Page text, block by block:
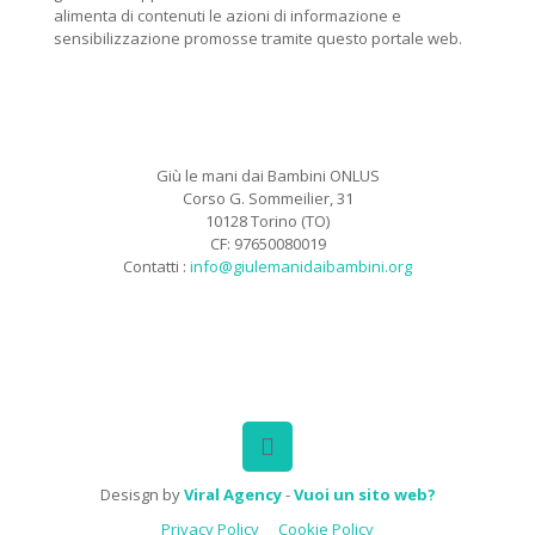
alimenta di contenuti le azioni di informazione e
sensibilizzazione promosse tramite questo portale web.
Giù le mani dai Bambini ONLUS
Corso G. Sommeilier, 31
10128 Torino (TO)
CF: 97650080019
Contatti : info@giulemanidaibambini.org
Desisgn byViral Agency-Vuoi un sito web?
Privacy Policy
Cookie Policy